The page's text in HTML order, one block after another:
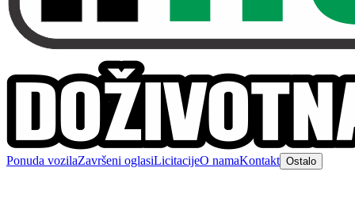
Ponuda vozilaZavršeni oglasiLicitacijeO namaKontakt Ostalo